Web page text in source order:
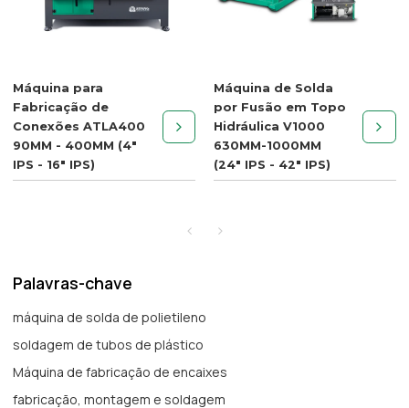
Máquina para
Fabricação de
Conexões ATLA400
90MM - 400MM (4"
IPS - 16" IPS)
Máquina de Solda
por Fusão em Topo
Hidráulica V1000
630MM-1000MM
(24" IPS - 42" IPS)
Palavras-chave
máquina de solda de polietileno
soldagem de tubos de plástico
Máquina de fabricação de encaixes
fabricação, montagem e soldagem